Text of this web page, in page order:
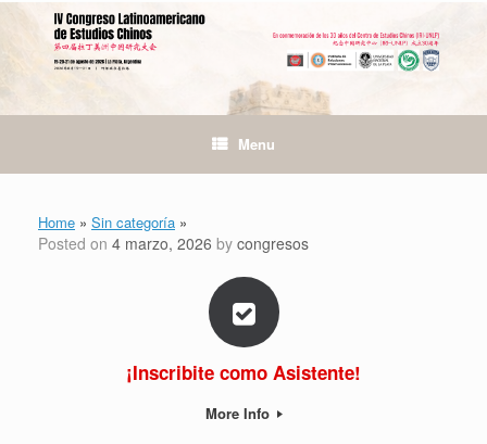
Skip
Menu
Home » Sin categoría »
Posted on 4 marzo, 2026 by congresos
¡Inscribite como Asistente!
More Info